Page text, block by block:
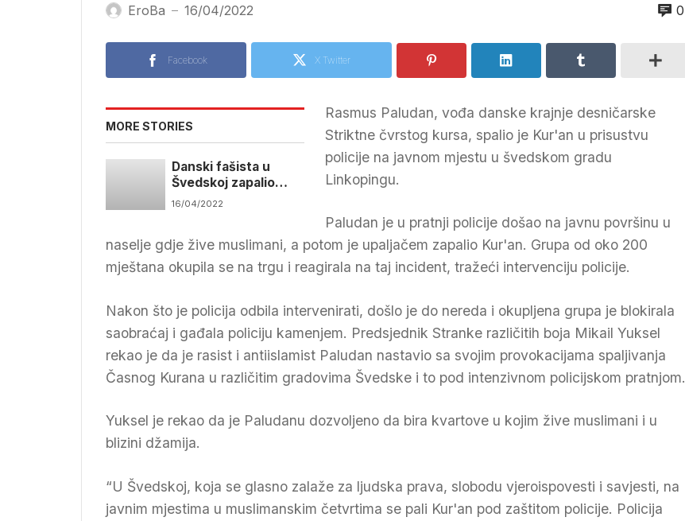
EroBa — 16/04/2022 0
Facebook X Twitter
MORE STORIES
Danski fašista u
Švedskoj zapalio
Kur'an
16/04/2022
Rasmus Paludan, vođa danske krajnje desničarske
Striktne čvrstog kursa, spalio je Kur'an u prisustvu
policije na javnom mjestu u švedskom gradu
Linkopingu.
Paludan je u pratnji policije došao na javnu površinu u
naselje gdje žive muslimani, a potom je upaljačem zapalio Kur'an. Grupa od oko 200
mještana okupila se na trgu i reagirala na taj incident, tražeći intervenciju policije.
Nakon što je policija odbila intervenirati, došlo je do nereda i okupljena grupa je blokirala
saobraćaj i gađala policiju kamenjem. Predsjednik Stranke različitih boja Mikail Yuksel
rekao je da je rasist i antiislamist Paludan nastavio sa svojim provokacijama spaljivanja
Časnog Kurana u različitim gradovima Švedske i to pod intenzivnom policijskom pratnjom.
Yuksel je rekao da je Paludanu dozvoljeno da bira kvartove u kojim žive muslimani i u
blizini džamija.
“U Švedskoj, koja se glasno zalaže za ljudska prava, slobodu vjeroispovesti i savjesti, na
javnim mjestima u muslimanskim četvrtima se pali Kur'an pod zaštitom policije. Policija